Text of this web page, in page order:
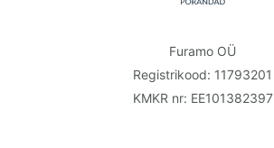
Furamo OÜ
Registrikood: 11793201
KMKR nr: EE101382397